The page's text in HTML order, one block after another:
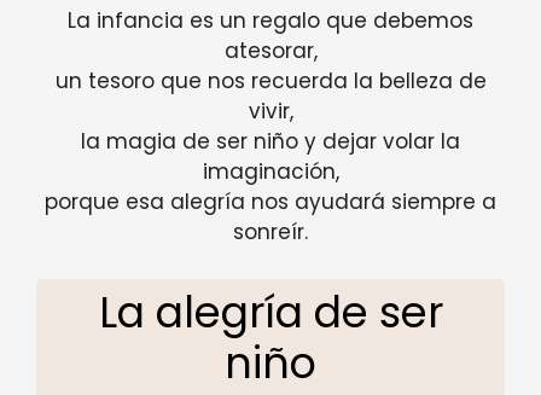
La infancia es un regalo que debemos
atesorar,
un tesoro que nos recuerda la belleza de
vivir,
la magia de ser niño y dejar volar la
imaginación,
porque esa alegría nos ayudará siempre a
sonreír.
La alegría de ser
niño